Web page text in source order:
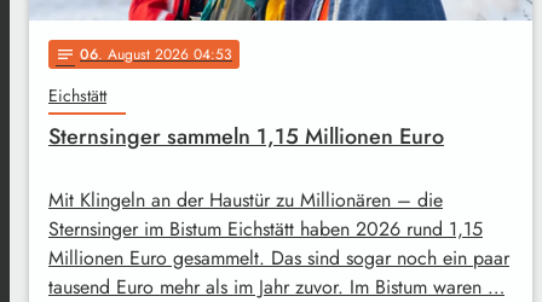
notes 06. August 2026 04:53
Eichstätt
Sternsinger sammeln 1,15 Millionen Euro
Mit Klingeln an der Haustür zu Millionären – die
Sternsinger im Bistum Eichstätt haben 2026 rund 1,15
Millionen Euro gesammelt. Das sind sogar noch ein paar
tausend Euro mehr als im Jahr zuvor. Im Bistum waren …